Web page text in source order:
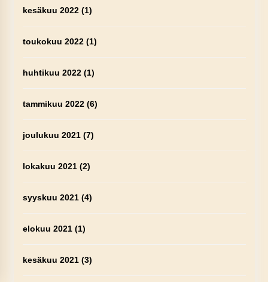
kesäkuu 2022(1)
toukokuu 2022(1)
huhtikuu 2022(1)
tammikuu 2022(6)
joulukuu 2021(7)
lokakuu 2021(2)
syyskuu 2021(4)
elokuu 2021(1)
kesäkuu 2021(3)